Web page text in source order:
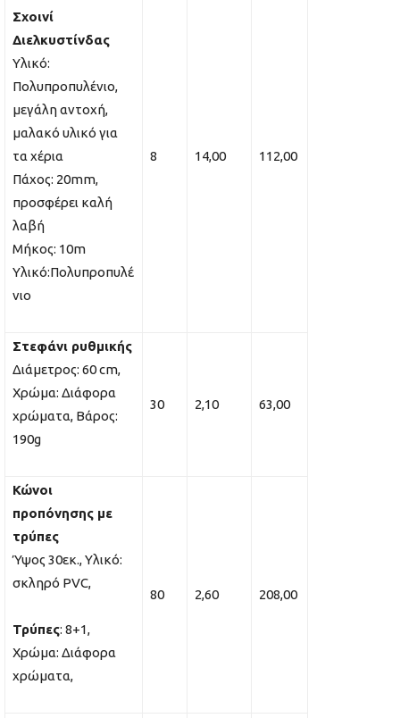
Σχοινί
Διελκυστίνδας
Υλικό:
Πολυπροπυλένιο,
μεγάλη αντοχή,
μαλακό υλικό για
τα χέρια
Πάχος: 20mm,
προσφέρει καλή
λαβή
Μήκος: 10m
Υλικό:Πολυπροπυλέ
νιο
8 14,00 112,00
Στεφάνι ρυθμικής
Διάμετρος: 60 cm,
Χρώμα: Διάφορα
χρώματα, Βάρος:
190g
30 2,10 63,00
Κώνοι
προπόνησης με
τρύπες
Ύψος 30εκ., Υλικό:
σκληρό PVC,
Τρύπες: 8+1,
Χρώμα: Διάφορα
χρώματα,
80 2,60 208,00